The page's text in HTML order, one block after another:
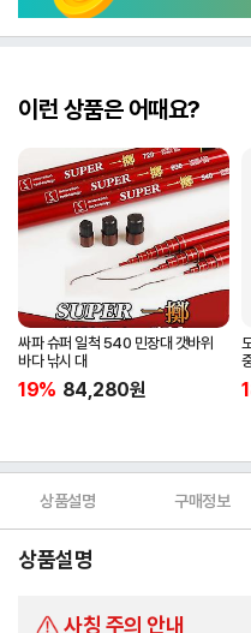
이런 상품은 어때요?
싸파 슈퍼 일척 540 민장대 갯바위
바다 낚시 대
19% 84,280원
상품설명 구매정보
상품설명
사칭 주의 안내